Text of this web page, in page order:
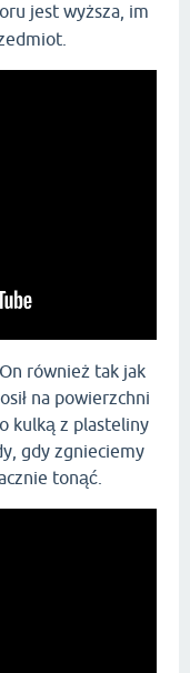
jest wyższa, im
również tak jak
na powierzchni
kulką z plasteliny
gdy zgnieciemy
tonąć.